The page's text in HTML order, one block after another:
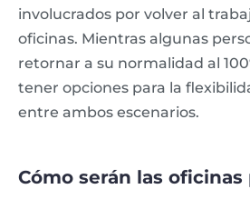
involucrados por volver al
oficinas. Mientras algunas
retornar a su normalidad al
tener opciones para la
entre ambos escenarios.
Cómo serán las oficinas